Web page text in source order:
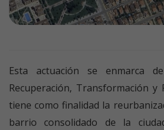
Esta actuación se enmarca
Recuperación, Transformación y
tiene como finalidad la
barrio consolidado de la